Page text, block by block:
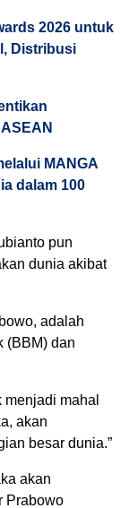
2026 untuk
Distribusi
MANGA
dalam 100
pun
dunia akibat
adalah
(BBM) dan
mahal
akan
besar dunia.”
akan
Prabowo